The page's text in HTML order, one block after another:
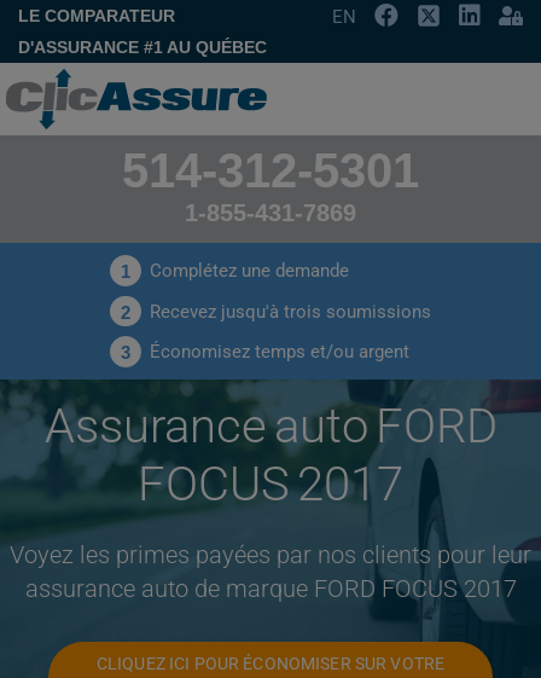
LE COMPARATEUR
D'ASSURANCE #1 AU QUÉBEC
EN
514-312-5301
1-855-431-7869
1 Complétez une demande
2 Recevez jusqu'à trois soumissions
3 Économisez temps et/ou argent
Assurance auto FORD
FOCUS 2017
Voyez les primes payées par nos clients pour leur
assurance auto de marque FORD FOCUS 2017
CLIQUEZ ICI POUR ÉCONOMISER SUR VOTRE